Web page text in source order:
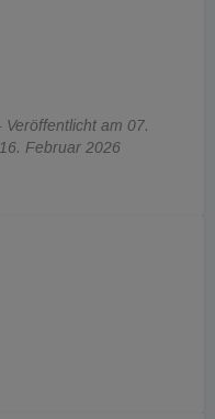
am 07.
Februar 2026